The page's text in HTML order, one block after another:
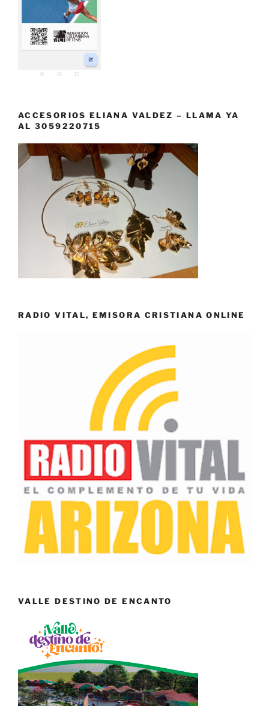
ACCESORIOS ELIANA VALDEZ – LLAMA YA
AL 3059220715
RADIO VITAL, EMISORA CRISTIANA ONLINE
VALLE DESTINO DE ENCANTO